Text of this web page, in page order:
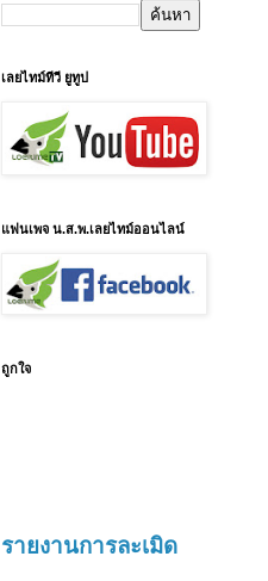
เลยไทม์ทีวี ยูทูป
แฟนเพจ น.ส.พ.เลยไทม์ออนไลน์
ถูกใจ
รายงานการละเมิด